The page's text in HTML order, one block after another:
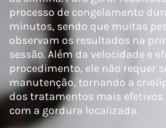
processo de congelamento
minutos, sendo que muitas
observam os resultados na
sessão. Além da velocidade e
procedimento, ele não requer
manutenção, tornando a
dos tratamentos mais efetivos
com a gordura localizada.